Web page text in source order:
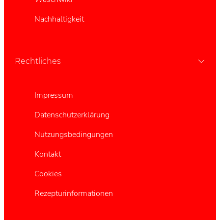
Nachhaltigkeit
Rechtliches
Impressum
Datenschutzerklärung
Nutzungsbedingungen
Kontakt
Cookies
Rezepturinformationen